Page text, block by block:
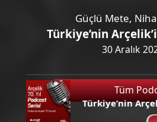
01:00
Kafa Müzik
Güçlü Mete,
Türkiye’nin
30 Aralık
Tüm
Türkiye’nin